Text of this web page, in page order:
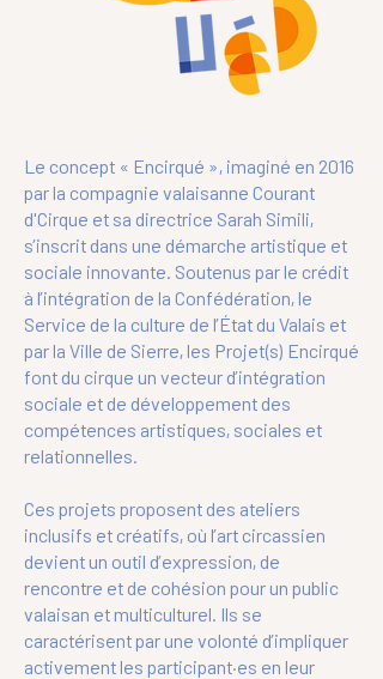
Le concept « Encirqué », imaginé en 2016
par la compagnie valaisanne Courant
d'Cirque et sa directrice Sarah Simili,
s’inscrit dans une démarche artistique et
sociale innovante. Soutenus par le crédit
à l’intégration de la Confédération, le
Service de la culture de l’État du Valais et
par la Ville de Sierre, les Projet(s) Encirqué
font du cirque un vecteur d’intégration
sociale et de développement des
compétences artistiques, sociales et
relationnelles.
Ces projets proposent des ateliers
inclusifs et créatifs, où l’art circassien
devient un outil d’expression, de
rencontre et de cohésion pour un public
valaisan et multiculturel. Ils se
caractérisent par une volonté d’impliquer
activement les participant·es en leur